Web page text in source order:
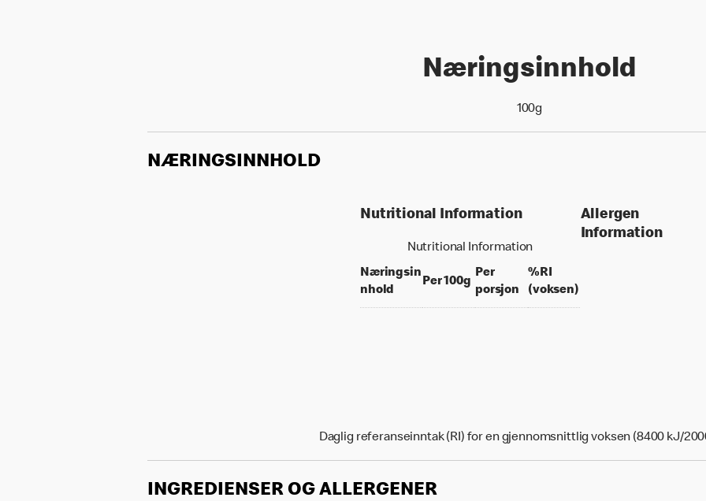
Næringsinnhold
100g
NÆRINGSINNHOLD
Nutritional Information
Nutritional Information
Næringsin
nhold
Per 100gper 100 grams
Per
porsjonper portion
%RI
(voksen)% daily value for an
Allergen
Information
Daglig referanseinntak (RI) for en gjennomsnittlig voksen (8400 kJ/
INGREDIENSER OG ALLERGENER